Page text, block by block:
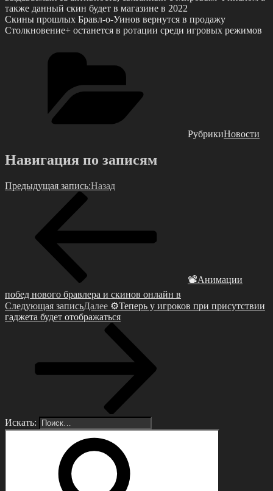
также данный скин будет в магазине в 2022
Скины прошлых Бравл-о-Уинов вернутся в продажу
Столкновение+ останется в ротации среди игровых режимов
РубрикиНовости
Навигация по записям
Предыдущая запись:Назад
📽Анимации
побед нового бравлера и скинов онлайн в
Следующая записьДалее ⚙Теперь у игроков при присутствии
гаджета будет отображаться
Искать: